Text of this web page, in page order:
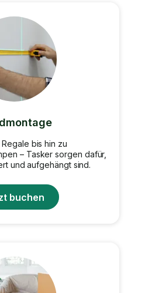
bis hin zu
– Tasker sorgen dafür,
und aufgehängt sind.
buchen